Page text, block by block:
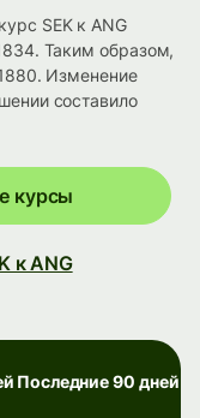
SEK к ANG
Таким образом,
Изменение
составило
курсы
к ANG
Последние 90 дней